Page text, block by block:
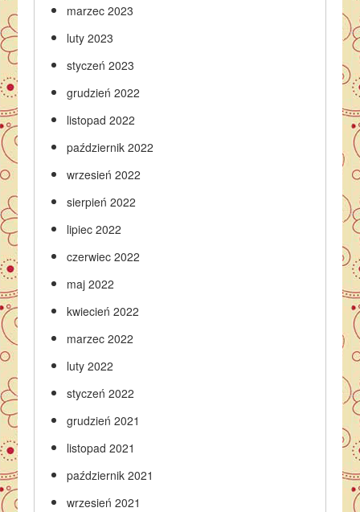
marzec 2023
luty 2023
styczeń 2023
grudzień 2022
listopad 2022
październik 2022
wrzesień 2022
sierpień 2022
lipiec 2022
czerwiec 2022
maj 2022
kwiecień 2022
marzec 2022
luty 2022
styczeń 2022
grudzień 2021
listopad 2021
październik 2021
wrzesień 2021